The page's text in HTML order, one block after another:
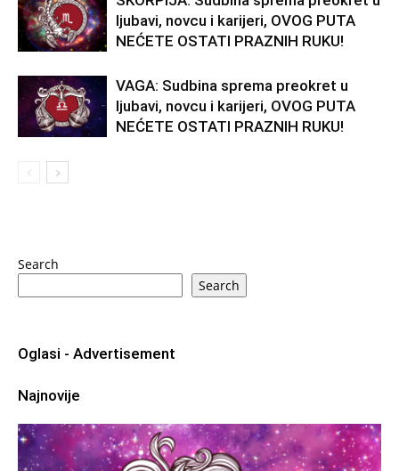
ljubavi, novcu i karijeri, OVOG PUTA
NEĆETE OSTATI PRAZNIH RUKU!
VAGA: Sudbina sprema preokret u
ljubavi, novcu i karijeri, OVOG PUTA
NEĆETE OSTATI PRAZNIH RUKU!
Search
Search
Oglasi - Advertisement
Najnovije